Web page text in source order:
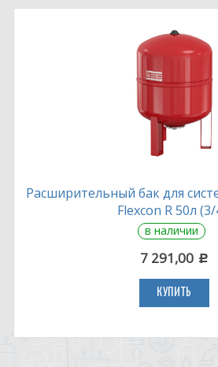
Расширительный бак для
Flexcon R 50л
в наличии
7 291,00 c
КУПИТЬ